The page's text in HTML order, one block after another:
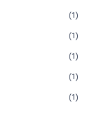
(1)
(1)
(1)
(1)
(1)